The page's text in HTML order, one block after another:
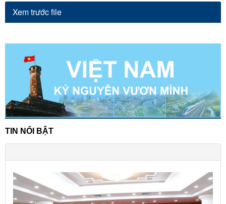
Xem trước file
TIN NỔI BẬT